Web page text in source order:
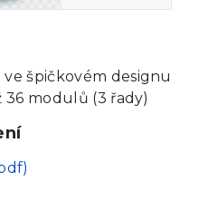
špičkovém designu
36 modulů (3 řady)